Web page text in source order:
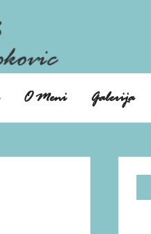
O Meni Galerija